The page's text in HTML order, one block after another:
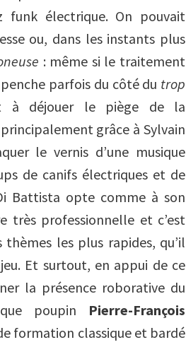
funk électrique. On pouvait
ou, dans les instants plus
: même si le traitement
parfois du côté du trop
à déjouer le piège de la
grâce à Sylvain
le vernis d’une musique
de canifs électriques et de
Battista opte comme à son
très professionnelle et c’est
les plus rapides, qu’il
Et surtout, en appui de ce
la présence roborative du
poupin Pierre-François
formation classique et bardé